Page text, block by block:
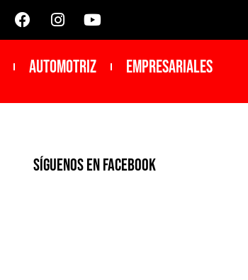
Automotriz Empresariales
SíGUENOS EN FACEBOOK